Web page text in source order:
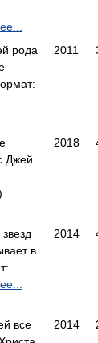
рода
2011
Джей
2018
в
2014
все
2014